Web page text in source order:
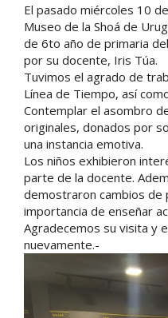
El pasado miércoles 10
Museo de la Shoá de
de 6to año de primaria
por su docente, Iris Túa.
Tuvimos el agrado de
Línea de Tiempo, así
Contemplar el asombro
originales, donados por
una instancia emotiva.
Los niños exhibieron
parte de la docente.
demostraron cambios de
importancia de enseñar
Agradecemos su visita y
nuevamente.-